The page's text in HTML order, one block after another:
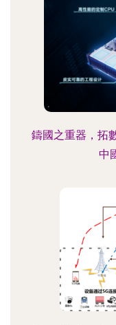
鑄國之重器，拓
中